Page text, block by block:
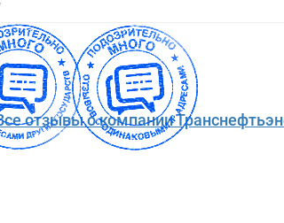
отзывы о компании